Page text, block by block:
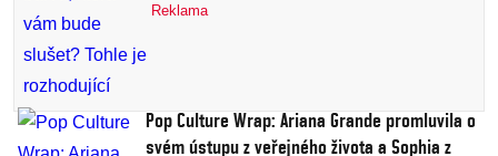
Reklama
Pop Culture Wrap: Ariana Grande promluvila o
svém ústupu z veřejného života a Sophia z